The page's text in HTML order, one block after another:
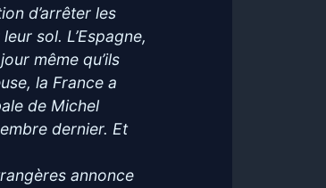
d’arrêter les
sol. L’Espagne,
même qu’ils
la France a
de Michel
dernier. Et
annonce